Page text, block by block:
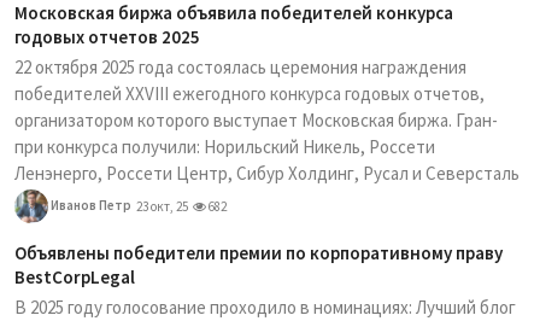
Московская биржа объявила победителей конкурса
годовых отчетов 2025
22 октября 2025 года состоялась церемония награждения
победителей XXVIII ежегодного конкурса годовых отчетов,
организатором которого выступает Московская биржа. Гран-
при конкурса получили: Норильский Никель, Россети
Ленэнерго, Россети Центр, Сибур Холдинг, Русал и Северсталь
Иванов Петр 23 окт, 25 682
Объявлены победители премии по корпоративному праву
BestCorpLegal
В 2025 году голосование проходило в номинациях: Лучший блог